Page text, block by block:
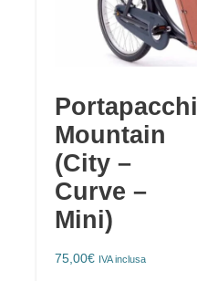
Portapacchi
Mountain
(City –
Curve –
Mini)
75,00€ IVA inclusa